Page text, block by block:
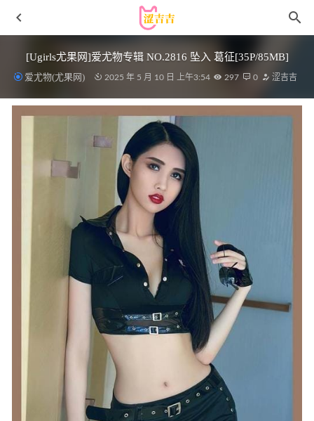
[Ugirls尤果网]爱尤物专辑 NO.2816 坠入 葛征[35P/85MB]
爱尤物(尤果网) 2025 年 5 月 10 日 上午3:54 297 0 涩吉吉
[Xiuren秀人网]2023.10.18 NO.7526 浅浅
Danny[92+1P/814MB] 2024-02-23
森萝财团 – R15-035 粉红少女白丝美足[108P632M]
[爱尤物]2022 NO.2417 尤果合辑 深爱藏心[35P／111MB]
2023-08-10
Nagisa魔物喵 – NO.43 [Fantia] 2023年03月 (25套)[216P21V-
2023-04-24
[Xiuren秀人网]2022.12.15 NO.6003 林星阑[82+1P／707MB]